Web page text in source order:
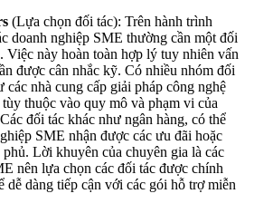
(Lựa chọn đối tác): Trên hành trình
doanh nghiệp SME thường cần một đối
Việc này hoàn toàn hợp lý tuy nhiên vấn
được cân nhắc kỹ. Có nhiều nhóm đối
các nhà cung cấp giải pháp công nghệ
thuộc vào quy mô và phạm vi của
đối tác khác như ngân hàng, có thể
SME nhận được các ưu đãi hoặc
Lời khuyên của chuyên gia là các
nên lựa chọn các đối tác được chính
dễ dàng tiếp cận với các gói hỗ trợ miễn